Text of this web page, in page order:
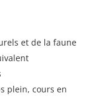
et de la faune
plein, cours en